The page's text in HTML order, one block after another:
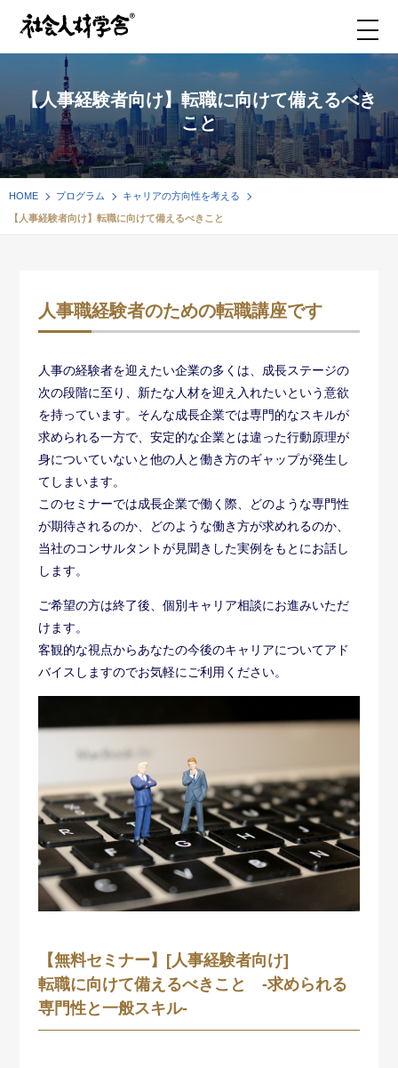
【人事経験者向け】転職に向けて備えるべき
こと
HOME プログラム キャリアの方向性を考える
【人事経験者向け】転職に向けて備えるべきこと
人事職経験者のための転職講座です
人事の経験者を迎えたい企業の多くは、成長ステージの
次の段階に至り、新たな人材を迎え入れたいという意欲
を持っています。そんな成長企業では専門的なスキルが
求められる一方で、安定的な企業とは違った行動原理が
身についていないと他の人と働き方のギャップが発生し
てしまいます。
このセミナーでは成長企業で働く際、どのような専門性
が期待されるのか、どのような働き方が求めれるのか、
当社のコンサルタントが見聞きした実例をもとにお話し
します。
ご希望の方は終了後、個別キャリア相談にお進みいただ
けます。
客観的な視点からあなたの今後のキャリアについてアド
バイスしますのでお気軽にご利用ください。
【無料セミナー】[人事経験者向け]
転職に向けて備えるべきこと -求められる
専門性と一般スキル-